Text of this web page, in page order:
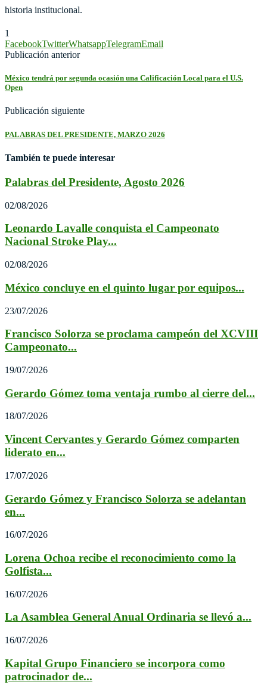
historia institucional.
1
FacebookTwitterWhatsappTelegramEmail
Publicación anterior
México tendrá por segunda ocasión una Calificación Local para el U.S.
Open
Publicación siguiente
PALABRAS DEL PRESIDENTE, MARZO 2026
También te puede interesar
Palabras del Presidente, Agosto 2026
02/08/2026
Leonardo Lavalle conquista el Campeonato
Nacional Stroke Play...
02/08/2026
México concluye en el quinto lugar por equipos...
23/07/2026
Francisco Solorza se proclama campeón del XCVIII
Campeonato...
19/07/2026
Gerardo Gómez toma ventaja rumbo al cierre del...
18/07/2026
Vincent Cervantes y Gerardo Gómez comparten
liderato en...
17/07/2026
Gerardo Gómez y Francisco Solorza se adelantan
en...
16/07/2026
Lorena Ochoa recibe el reconocimiento como la
Golfista...
16/07/2026
La Asamblea General Anual Ordinaria se llevó a...
16/07/2026
Kapital Grupo Financiero se incorpora como
patrocinador de...